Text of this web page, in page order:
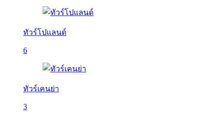
ทัวร์โปแลนด์
6
ทัวร์เคนย่า
3